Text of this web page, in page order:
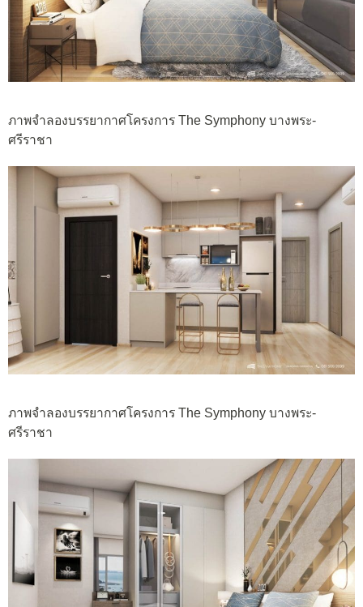
ภาพจำลองบรรยากาศโครงการ The Symphony บางพระ-
ศรีราชา
ภาพจำลองบรรยากาศโครงการ The Symphony บางพระ-
ศรีราชา